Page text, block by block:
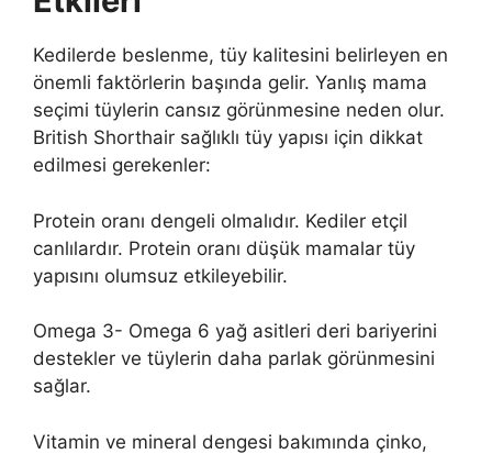
Kedilerde beslenme, tüy kalitesini belirleyen en
önemli faktörlerin başında gelir. Yanlış mama
seçimi tüylerin cansız görünmesine neden olur.
British Shorthair sağlıklı tüy yapısı için dikkat
edilmesi gerekenler:
Protein oranı dengeli olmalıdır. Kediler etçil
canlılardır. Protein oranı düşük mamalar tüy
yapısını olumsuz etkileyebilir.
Omega 3- Omega 6 yağ asitleri deri bariyerini
destekler ve tüylerin daha parlak görünmesini
sağlar.
Vitamin ve mineral dengesi bakımında çinko,